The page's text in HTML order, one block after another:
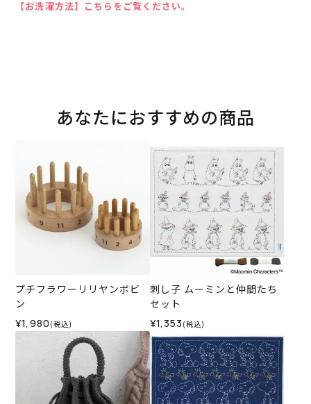
【お洗濯方法】こちらをご覧ください。
あなたにおすすめの商品
プチフラワーリリヤンボビ
ン
¥1,980 (税込)
刺し子 ムーミンと仲間たち
セット
¥1,353 (税込)